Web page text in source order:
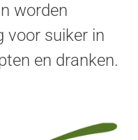
worden
voor suiker in
en dranken.